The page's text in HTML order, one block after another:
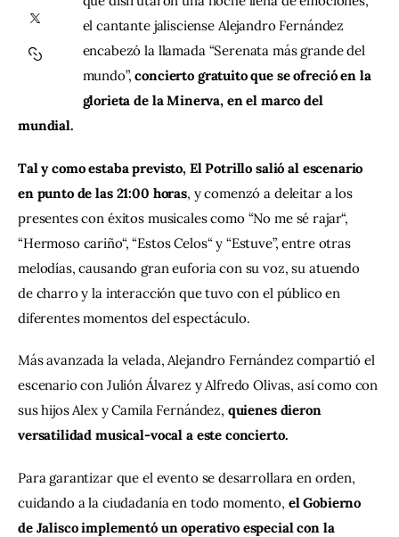
Contacto
el cantante jalisciense Alejandro Fernández
encabezó la llamada “Serenata más grande del
mundo”, concierto gratuito que se ofreció en la
glorieta de la Minerva, en el marco del
mundial.
Tal y como estaba previsto, El Potrillo salió al escenario
en punto de las 21:00 horas, y comenzó a deleitar a los
presentes con éxitos musicales como “No me sé rajar“,
“Hermoso cariño“, “Estos Celos“ y “Estuve”, entre otras
melodías, causando gran euforia con su voz, su atuendo
de charro y la interacción que tuvo con el público en
diferentes momentos del espectáculo.
Más avanzada la velada, Alejandro Fernández compartió el
escenario con Julión Álvarez y Alfredo Olivas, así como con
sus hijos Alex y Camila Fernández, quienes dieron
versatilidad musical-vocal a este concierto.
Para garantizar que el evento se desarrollara en orden,
cuidando a la ciudadanía en todo momento, el Gobierno
de Jalisco implementó un operativo especial con la